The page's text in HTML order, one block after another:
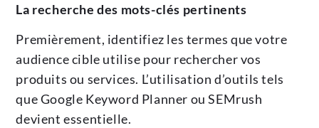
La recherche des mots-clés pertinents
Premièrement, identifiez les termes que votre
audience cible utilise pour rechercher vos
produits ou services. L’utilisation d’outils tels
que Google Keyword Planner ou SEMrush
devient essentielle.